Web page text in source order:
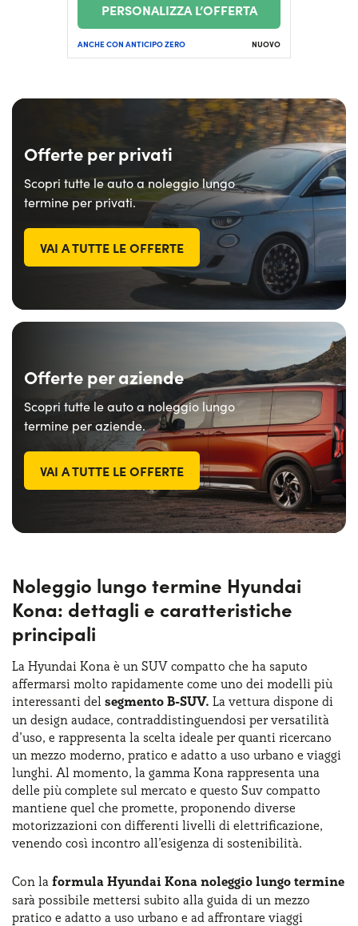
PERSONALIZZA L’OFFERTA
ANCHE CON ANTICIPO ZERO NUOVO
Offerte per privati
Scopri tutte le auto a noleggio lungo
termine per privati.
VAI A TUTTE LE OFFERTE
Offerte per aziende
Scopri tutte le auto a noleggio lungo
termine per aziende.
VAI A TUTTE LE OFFERTE
Noleggio lungo termine Hyundai
Kona: dettagli e caratteristiche
principali
La Hyundai Kona è un SUV compatto che ha saputo
affermarsi molto rapidamente come uno dei modelli più
interessanti del segmento B-SUV. La vettura dispone di
un design audace, contraddistinguendosi per versatilità
d’uso, e rappresenta la scelta ideale per quanti ricercano
un mezzo moderno, pratico e adatto a uso urbano e viaggi
lunghi. Al momento, la gamma Kona rappresenta una
delle più complete sul mercato e questo Suv compatto
mantiene quel che promette, proponendo diverse
motorizzazioni con differenti livelli di elettrificazione,
venendo così incontro all’esigenza di sostenibilità.
Con la formula Hyundai Kona noleggio lungo termine
sarà possibile mettersi subito alla guida di un mezzo
pratico e adatto a uso urbano e ad affrontare viaggi